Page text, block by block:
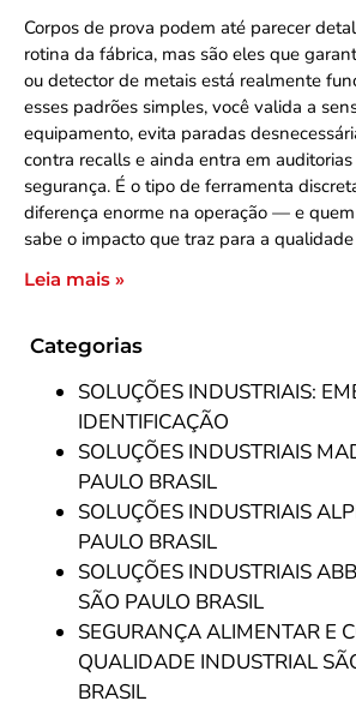
Corpos de prova podem até parecer
rotina da fábrica, mas são eles que
ou detector de metais está realmente
esses padrões simples, você valida a
equipamento, evita paradas
contra recalls e ainda entra em
segurança. É o tipo de ferramenta
diferença enorme na operação — e
sabe o impacto que traz para a
Leia mais »
Categorias
SOLUÇÕES INDUSTRIAIS:
IDENTIFICAÇÃO
SOLUÇÕES INDUSTRIAIS
PAULO BRASIL
SOLUÇÕES INDUSTRIAIS
PAULO BRASIL
SOLUÇÕES INDUSTRIAIS
SÃO PAULO BRASIL
SEGURANÇA ALIMENTAR E
QUALIDADE INDUSTRIAL
BRASIL